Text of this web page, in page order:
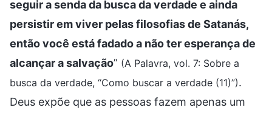
seguir a senda da busca da verdade e ainda
persistir em viver pelas filosofias de Satanás,
então você está fadado a não ter esperança de
alcançar a salvação” (A Palavra, vol. 7: Sobre a
busca da verdade, “Como buscar a verdade (11)”).
Deus expõe que as pessoas fazem apenas um